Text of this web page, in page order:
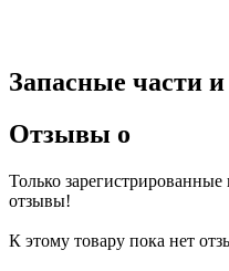
Запасные части
Отзывы о
Только зарегистрированные
отзывы!
К этому товару пока нет